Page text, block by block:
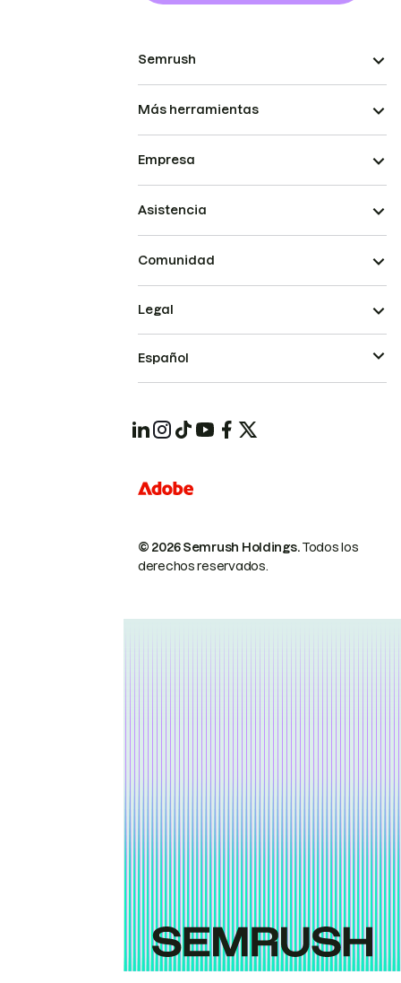
Semrush
Más herramientas
Empresa
Asistencia
Comunidad
© 2026 Semrush Holdings.Todos los
derechos reservados.
Legal
Español